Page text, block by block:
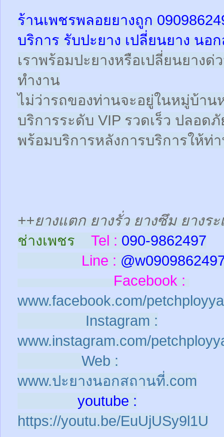
ร้านเพชรพลอยยางถูก
บริการ รับปะยาง เปลี่ยนยาง น
เราพร้อมปะยางหรือเปลี่ยนยาง
ทำงาน
ไม่ว่ารถของท่านจะอยู่ในหมู่บ้าน
บริการระดับ VIP รวดเร็ว ปลอด
พร้อมบริการหลังการบริการให้ท่
++ยางแตก ยางรั่ว ยางซึม ยางร
ช่างเพชร
Tel : 090-9862497
Line :
Facebook :
www.facebook.com/
Instagram :
www.instagram.com/
Web :
www.ปะยางนอกสถานที่.com
youtube :
https://youtu.be/EuUjUSy9l1U